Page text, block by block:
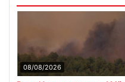
08/08/2026